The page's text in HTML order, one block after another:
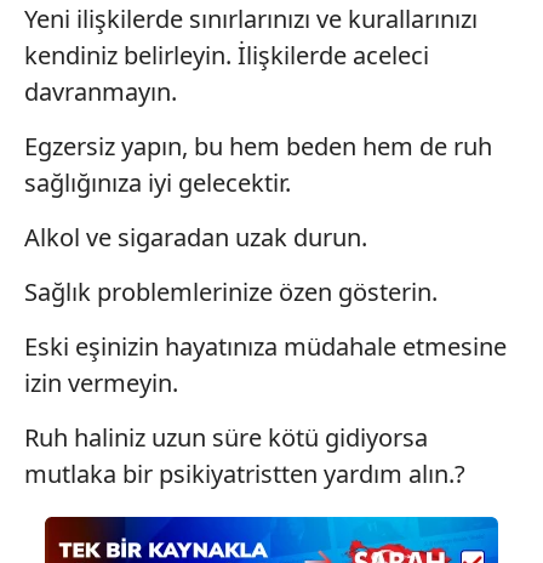
Yeni ilişkilerde sınırlarınızı ve kurallarınızı
kendiniz belirleyin. İlişkilerde aceleci
davranmayın.
Egzersiz yapın, bu hem beden hem de ruh
sağlığınıza iyi gelecektir.
Alkol ve sigaradan uzak durun.
Sağlık problemlerinize özen gösterin.
Eski eşinizin hayatınıza müdahale etmesine
izin vermeyin.
Ruh haliniz uzun süre kötü gidiyorsa
mutlaka bir psikiyatristten yardım alın.?